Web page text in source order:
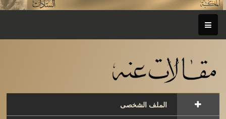
الملف الشخصى